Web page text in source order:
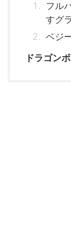
フル
すグ
ベジ
ドラゴン